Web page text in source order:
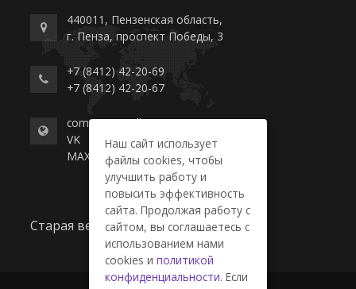
440011, Пензенская область,
г. Пенза, проспект Победы, 3
+7 (8412) 42-20-69
+7 (8412) 42-20-67
commerce-college.ru
VK
MAX
Старая версия сайта
Наш сайт использует
файлы cookies, чтобы
улучшить работу и
повысить эффективность
сайта. Продолжая работу с
сайтом, вы соглашаетесь с
использованием нами
cookies и политикой
конфиденциальности. Если